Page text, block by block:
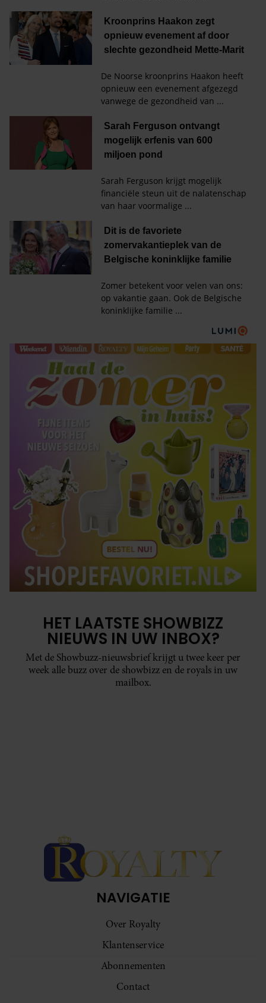
HET LAATSTE SHOWBIZZ
NIEUWS IN UW INBOX?
Met de Showbuzz-nieuwsbrief krijgt u twee keer per
week alle buzz over de showbizz en de royals in uw
mailbox.
NAVIGATIE
Over Royalty
Klantenservice
Abonnementen
Contact